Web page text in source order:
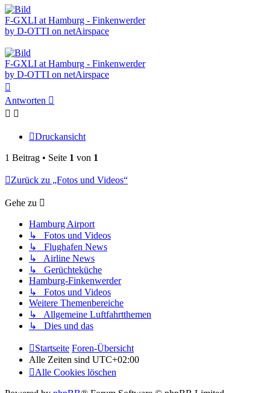
F-GXLI at Hamburg - Finkenwerder
by D-OTTI on netAirspace
F-GXLI at Hamburg - Finkenwerder
by D-OTTI on netAirspace
oben
Antworten
Druckansicht
1 Beitrag • Seite 1 von 1
Zurück zu „Fotos und Videos“
Gehe zu
Hamburg Airport
↳ Fotos und Videos
↳ Flughafen News
↳ Airline News
↳ Gerüchteküche
Hamburg-Finkenwerder
↳ Fotos und Videos
Weitere Themenbereiche
↳ Allgemeine Luftfahrtthemen
↳ Dies und das
Startseite Foren-Übersicht
Alle Zeiten sind UTC+02:00
Alle Cookies löschen